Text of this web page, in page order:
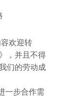
容欢迎转
，并且不得
们的劳动成
一步合作需